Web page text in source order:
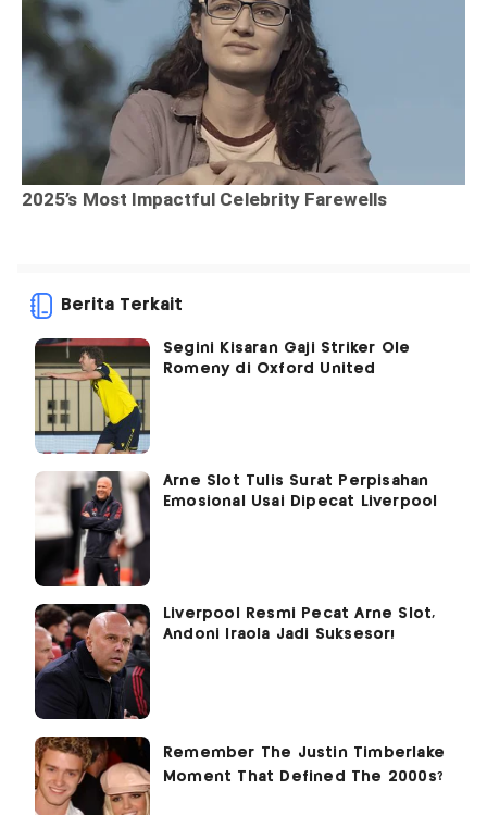
Berita Terkait
Segini Kisaran Gaji Striker Ole
Romeny di Oxford United
Arne Slot Tulis Surat Perpisahan
Emosional Usai Dipecat Liverpool
Liverpool Resmi Pecat Arne Slot,
Andoni Iraola Jadi Suksesor!